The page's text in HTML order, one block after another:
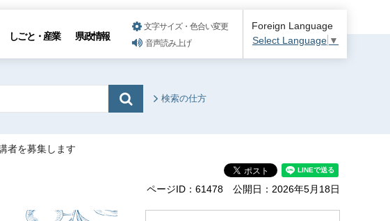
しごと・産業 県政情報
文字サイズ・色合い変更
音声読み上げ
Foreign Language
Select Language ▼
検索の仕方
者を募集します
ページID：61478 公開日：2026年5月18日